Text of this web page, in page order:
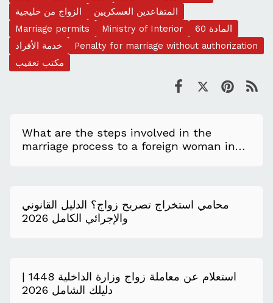
الزواج من خليجية
المتقاعدين العسكريين
Marriage permits
Ministry of Interior
المادة 60
خدمة الأفراد
Penalty for marriage without authorization
مكتب تعقيب
What are the steps involved in the
marriage process to a foreign woman in
محامي استخراج تصريح زواج؟ الدليل القانوني
والإجرائي الكامل 2026
استعلام عن معاملة زواج وزارة الداخلية 1448 |
دليلك الشامل 2026